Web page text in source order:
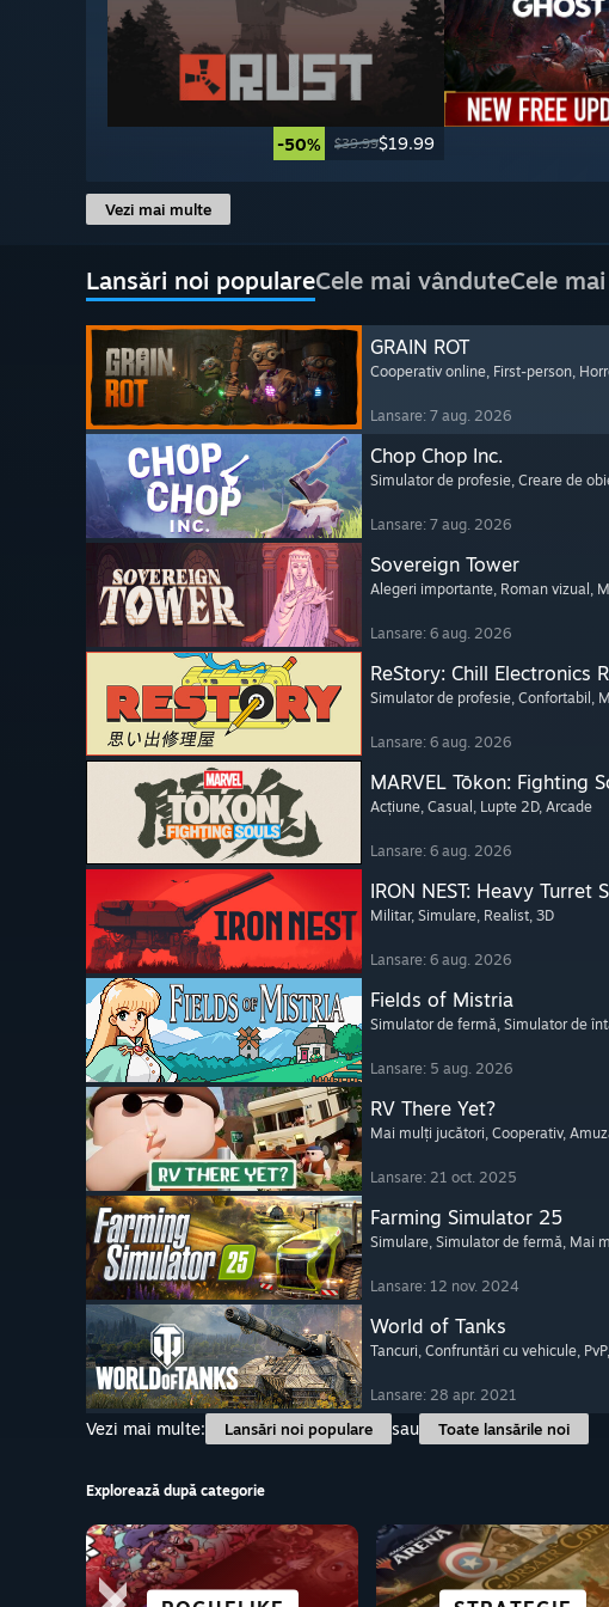
-50% $39.99$19.99
Vezi mai multe
Lansări noi populareCele mai vânduteCele
GRAIN ROT
Cooperativ online, First-person,
Lansare: 7 aug. 2026
Chop Chop Inc.
Simulator de profesie, Creare de
Lansare: 7 aug. 2026
Sovereign Tower
Alegeri importante, Roman vizual ,
Lansare: 6 aug. 2026
ReStory: Chill Electronics
Simulator de profesie, Confortabil ,
Lansare: 6 aug. 2026
MARVEL Tōkon: Fighting
Acțiune, Casual , Lupte 2D, Arcade
Lansare: 6 aug. 2026
IRON NEST: Heavy Turret
Militar, Simulare, Realist, 3D
Lansare: 6 aug. 2026
Fields of Mistria
Simulator de fermă, Simulator de
Lansare: 5 aug. 2026
RV There Yet?
Mai mulți jucători, Cooperativ,
Lansare: 21 oct. 2025
Farming Simulator 25
Simulare, Simulator de fermă, Mai
Lansare: 12 nov. 2024
World of Tanks
Tancuri, Confruntări cu vehicule, PvP
Lansare: 28 apr. 2021
Vezi mai multe:
Lansări noi populare sau Toate lansările noi
Explorează după categorie
IMPECABILE PE